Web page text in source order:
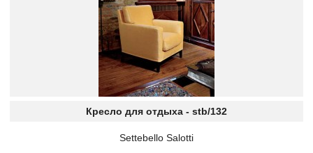
Кресло для отдыха - stb/132
Settebello Salotti